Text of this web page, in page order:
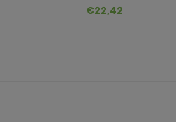
Grand Cru AOC
€22,42